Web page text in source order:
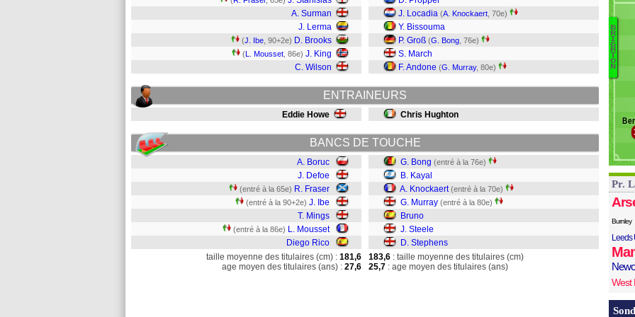
A. Surman
J. Lerma
(J. Ibe , 90+2e) D. Brooks
(L. Mousset , 86e) J. King
C. Wilson
J. Locadia (A. Knockaert , 70e)
Y. Bissouma
P. Groß (G. Bong , 76e)
S. March
F. Andone (G. Murray, 80e)
ENTRAINEURS
Eddie Howe Chris Hughton
BANCS DE TOUCHE
A. Boruc
J. Defoe
(entré à la 65e) R. Fraser
(entré à la 90+2e) J. Ibe
T. Mings
(entré à la 86e) L. Mousset
Diego Rico
G. Bong (entré à la 76e)
B. Kayal
A. Knockaert (entré à la 70e)
G. Murray (entré à la 80e)
Bruno
J. Steele
D. Stephens
taille moyenne des titulaires (cm) : 181,6
age moyen des titulaires (ans) : 27,6
183,6 : taille moyenne des titulaires (cm)
25,7 : age moyen des titulaires (ans)
B
R
I
G
H
T
O
N
Pr.
Burnley
Leeds
West